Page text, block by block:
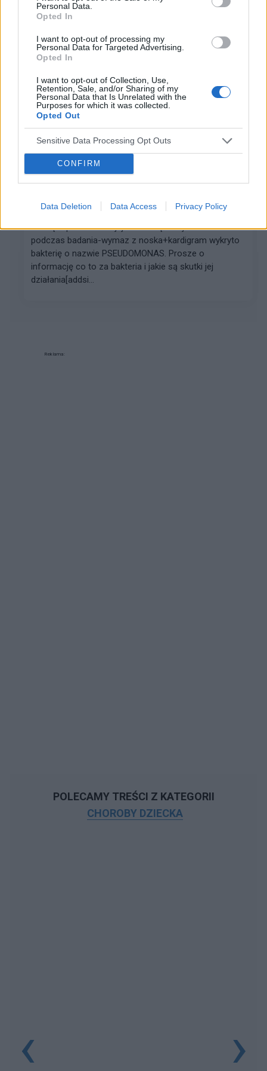
Personal Data.
Opted In
I want to opt-out of processing my
Personal Data for Targeted Advertising.
Opted In
I want to opt-out of Collection, Use,
Retention, Sale, and/or Sharing of my
Personal Data that Is Unrelated with the
Purposes for which it was collected.
Opted Out
Sensitive Data Processing Opt Outs
CONFIRM
Data Deletion Data Access Privacy Policy
gość
Witam wszystkich Poszukuję dobrego psychologa
dziecięcego w Szczecinie. Jak ktoś zna, to bardzo
proszę o jakąś wiadomość. Dziękuję
aniazaw
Forum: Przypadki pediatryczne
bakteria w nosku
Poszę o pomoc Umojej 19 mieisęcznej córeczki
podczas badania-wymaz z noska+kardigram wykryto
bakterię o nazwie PSEUDOMONAS. Prosze o
informację co to za bakteria i jakie są skutki jej
działania[addsi...
Reklama:
POLECAMY TREŚCI Z KATEGORII
CHOROBY DZIECKA
‹ ›